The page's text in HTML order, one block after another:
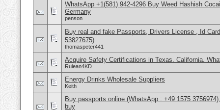
WhatsApp +1(581) 942-4296 Buy Weed Hashish
Germany
penson
Buy real and fake Passports, Drivers License , Id
53827675)
thomaspeter441
Acquire Safety Certifications in Texas. California.
Rulean4KD
Energy Drinks Wholesale Suppliers
Keith
Buy passports online (WhatsApp : +49 1575
buy